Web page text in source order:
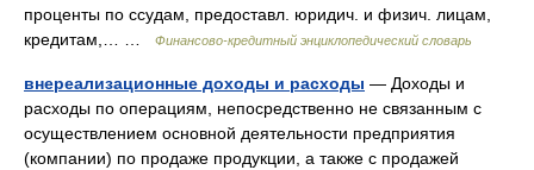
проценты по ссудам, предоставл. юридич. и физич. лицам,
кредитам,… …
Финансово-кредитный энциклопедический словарь
внереализационные доходы и расходы — Доходы и
расходы по операциям, непосредственно не связанным с
осуществлением основной деятельности предприятия
(компании) по продаже продукции, а также с продажей